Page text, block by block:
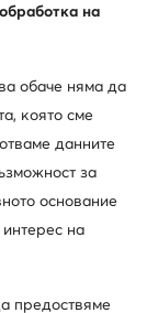
повече
на клуба
на
обаче няма да
която сме
данните
за
основание
на
предоствяме